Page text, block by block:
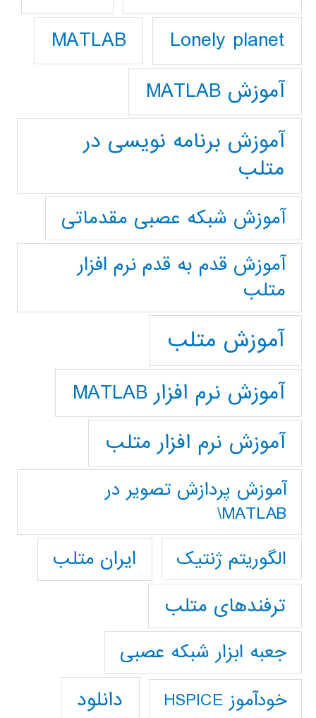
Lonely planet
MATLAB
آموزش MATLAB
آموزش برنامه نویسی در
متلب
آموزش شبکه عصبی مقدماتی
آموزش قدم به قدم نرم افزار
متلب
آموزش متلب
آموزش نرم افزار MATLAB
آموزش نرم افزار متلب
آموزش پردازش تصوير در
MATLAB\
الگوریتم ژنتیک
ایران متلب
ترفندهای متلب
جعبه ابزار شبکه عصبی
خودآموز HSPICE دانلود